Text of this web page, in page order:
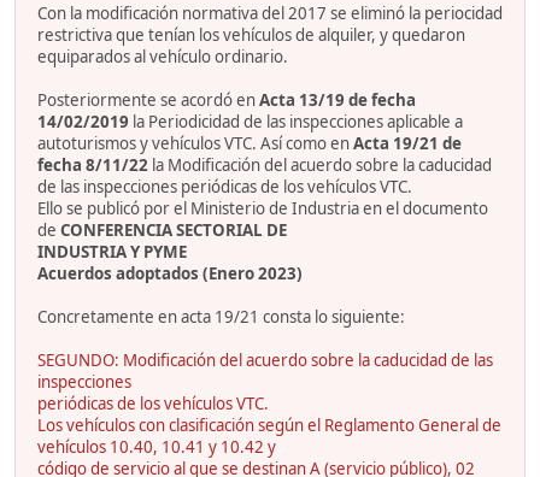
Con la modificación normativa del 2017 se eliminó la periocidad
restrictiva que tenían los vehículos de alquiler, y quedaron
equiparados al vehículo ordinario.
Posteriormente se acordó enActa 13/19 de fecha
14/02/2019 la Periodicidad de las inspecciones aplicable a
autoturismos y vehículos VTC. Así como enActa 19/21 de
fecha 8/11/22 la Modificación del acuerdo sobre la caducidad
de las inspecciones periódicas de los vehículos VTC.
Ello se publicó por el Ministerio de Industria en el documento
de CONFERENCIA SECTORIAL DE
INDUSTRIA Y PYME
Acuerdos adoptados (Enero 2023)
Concretamente en acta 19/21 consta lo siguiente:
SEGUNDO: Modificación del acuerdo sobre la caducidad de las
inspecciones
periódicas de los vehículos VTC.
Los vehículos con clasificación según el Reglamento General de
vehículos 10.40, 10.41 y 10.42 y
código de servicio al que se destinan A (servicio público), 02